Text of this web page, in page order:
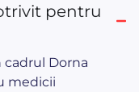
pentru
cadrul Dorna
medicii